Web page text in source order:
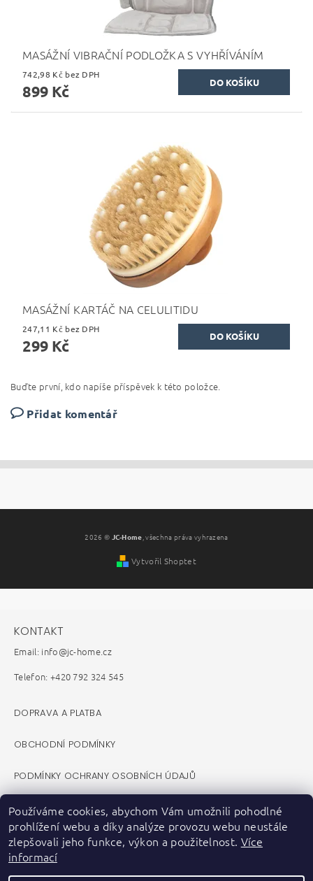
MASÁŽNÍ VIBRAČNÍ PODLOŽKA S VYHŘÍVÁNÍM
742,98 Kč bez DPH
899 Kč
MASÁŽNÍ KARTÁČ NA CELULITIDU
247,11 Kč bez DPH
299 Kč
Buďte první, kdo napíše příspěvek k této položce.
Přidat komentář
2026 © JC-Home , všechna práva vyhrazena
Vytvořil Shoptet
KONTAKT
Email: info@jc-home.cz
Telefon: +420 792 324 545
DOPRAVA A PLATBA
OBCHODNÍ PODMÍNKY
PODMÍNKY OCHRANY OSOBNÍCH ÚDAJŮ
REKLAMAČNÍ ŘÁD
VELKOOBCHOD B2B
Používáme cookies, abychom Vám umožnili pohodlné
prohlížení webu a díky analýze provozu webu neustále
zlepšovali jeho funkce, výkon a použitelnost. Více
informací